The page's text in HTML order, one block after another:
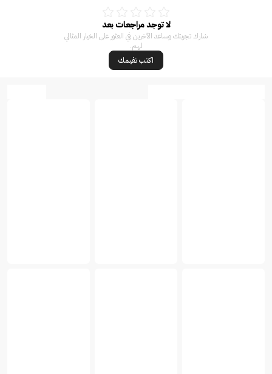
لا توجد مراجعات بعد
شارك تجربتك وساعد الآخرين في العثور على الخيار المثالي
لهم.
اكتب تقيمك